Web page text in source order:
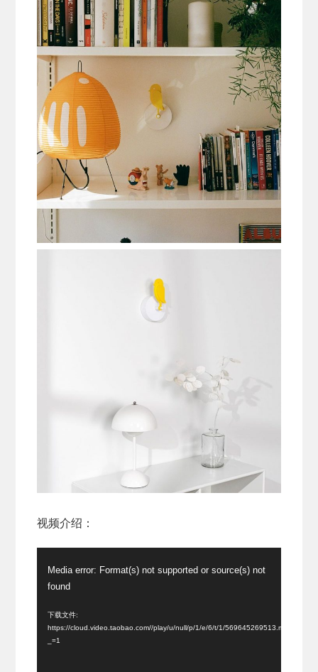
视频介绍：
放
Media error: Format(s) not supported or source(s) not
found
下载文件:
https://cloud.video.taobao.com//play/u/null/p/1/e/6/t/1/569645269513.mp4?
_=1